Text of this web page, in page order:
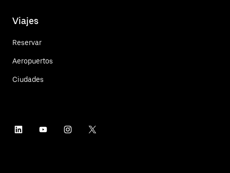
Viajes
Reservar
Aeropuertos
Ciudades